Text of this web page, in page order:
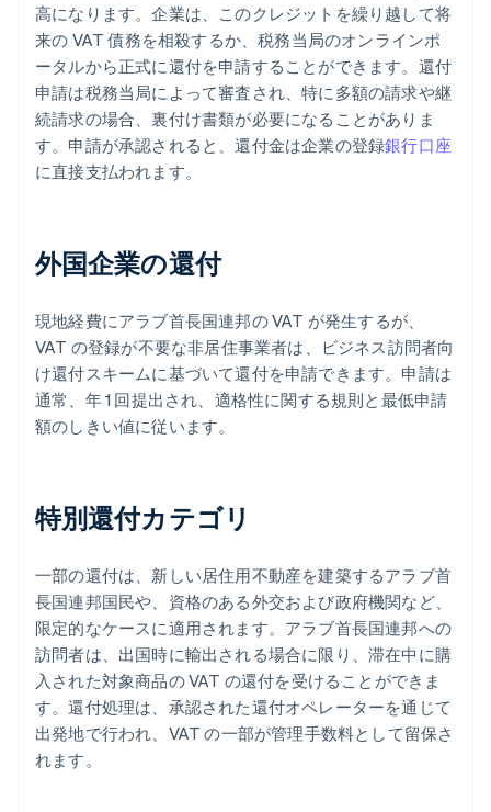
高になります。企業は、このクレジットを繰り越して将
来の VAT 債務を相殺するか、税務当局のオンラインポ
ータルから正式に還付を申請することができます。還付
申請は税務当局によって審査され、特に多額の請求や継
続請求の場合、裏付け書類が必要になることがありま
す。申請が承認されると、還付金は企業の登録銀行口座
に直接支払われます。
外国企業の還付
現地経費にアラブ首長国連邦の VAT が発生するが、
VAT の登録が不要な非居住事業者は、ビジネス訪問者向
け還付スキームに基づいて還付を申請できます。申請は
通常、年 1 回提出され、適格性に関する規則と最低申請
額のしきい値に従います。
特別還付カテゴリ
一部の還付は、新しい居住用不動産を建築するアラブ首
長国連邦国民や、資格のある外交および政府機関など、
限定的なケースに適用されます。アラブ首長国連邦への
訪問者は、出国時に輸出される場合に限り、滞在中に購
入された対象商品の VAT の還付を受けることができま
す。還付処理は、承認された還付オペレーターを通じて
出発地で行われ、VAT の一部が管理手数料として留保さ
れます。